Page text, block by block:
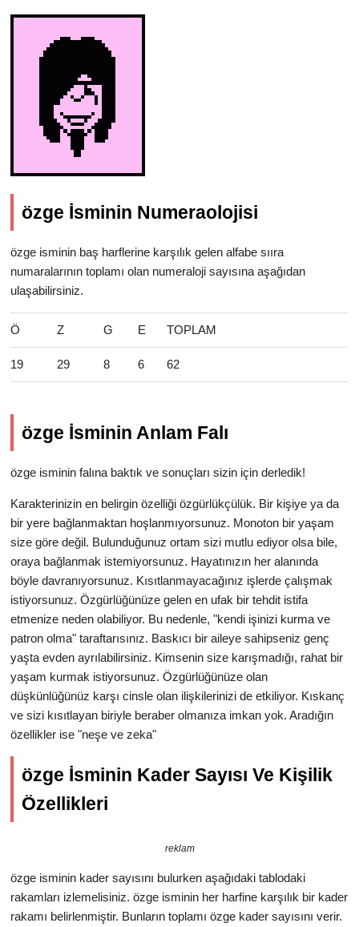
özge İsminin Numeraolojisi
özge isminin baş harflerine karşılık gelen alfabe sııra
numaralarının toplamı olan numeraloji sayısına aşağıdan
ulaşabilirsiniz.
Ö Z G E TOPLAM
19 29 8 6 62
özge İsminin Anlam Falı
özge isminin falına baktık ve sonuçları sizin için derledik!
Karakterinizin en belirgin özelliği özgürlükçülük. Bir kişiye ya da
bir yere bağlanmaktan hoşlanmıyorsunuz. Monoton bir yaşam
size göre değil. Bulunduğunuz ortam sizi mutlu ediyor olsa bile,
oraya bağlanmak istemiyorsunuz. Hayatınızın her alanında
böyle davranıyorsunuz. Kısıtlanmayacağınız işlerde çalışmak
istiyorsunuz. Özgürlüğünüze gelen en ufak bir tehdit istifa
etmenize neden olabiliyor. Bu nedenle, "kendi işinizi kurma ve
patron olma" taraftarısınız. Baskıcı bir aileye sahipseniz genç
yaşta evden ayrılabilirsiniz. Kimsenin size karışmadığı, rahat bir
yaşam kurmak istiyorsunuz. Özgürlüğünüze olan
düşkünlüğünüz karşı cinsle olan ilişkilerinizi de etkiliyor. Kıskanç
ve sizi kısıtlayan biriyle beraber olmanıza imkan yok. Aradığın
özellikler ise "neşe ve zeka"
özge İsminin Kader Sayısı Ve Kişilik
Özellikleri
reklam
özge isminin kader sayısını bulurken aşağıdaki tablodaki
rakamları izlemelisiniz. özge isminin her harfine karşılık bir kader
rakamı belirlenmiştir. Bunların toplamı özge kader sayısını verir.